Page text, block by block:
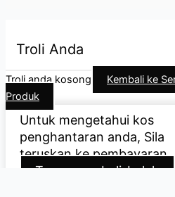
Troli Anda
Troli anda kosong
Kembali ke
Produk
Untuk mengetahui kos
penghantaran anda, Sila
teruskan ke pembayaran.
Terus membeli-belah